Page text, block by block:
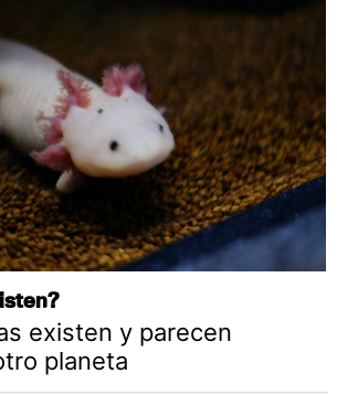
existen y parecen
planeta